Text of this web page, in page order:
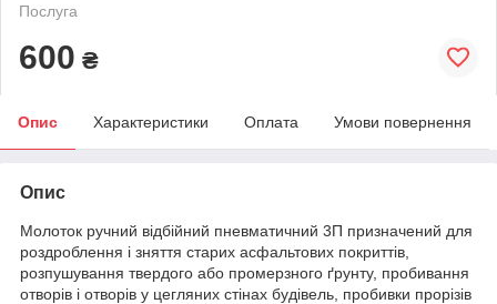
Послуга
600 ₴
Опис Характеристики Оплата Умови повернення
Опис
Молоток ручний відбійний пневматичний 3П призначений для
роздроблення і зняття старих асфальтових покриттів,
розпушування твердого або промерзного ґрунту, пробивання
отворів і отворів у цегляних стінах будівель, пробивки прорізів